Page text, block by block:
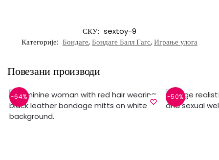
СКУ: sextoy-9
Категорије: Бондаге,Бондаге Балл Гагс,Играње улога
Повезани производи
-64% -50%